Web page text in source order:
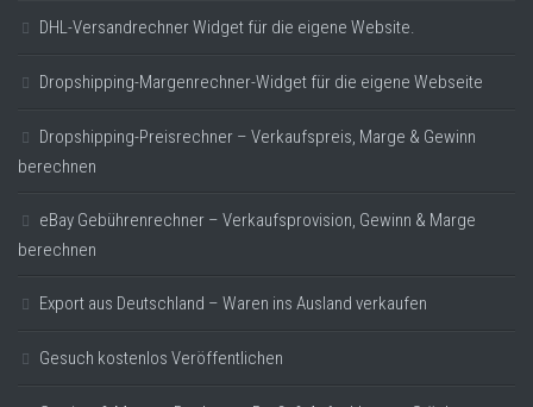
DHL-Versandrechner Widget für die eigene Website.
Dropshipping-Margenrechner-Widget für die eigene Webseite
Dropshipping-Preisrechner – Verkaufspreis, Marge & Gewinn
berechnen
eBay Gebührenrechner – Verkaufsprovision, Gewinn & Marge
berechnen
Export aus Deutschland – Waren ins Ausland verkaufen
Gesuch kostenlos Veröffentlichen